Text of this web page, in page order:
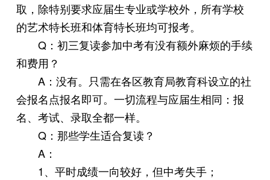
取，除特别要求应届生专业或学校外，所有学校
的艺术特长班和体育特长班均可报考。
Q：初三复读参加中考有没有额外麻烦的手续
和费用？
A：没有。只需在各区教育局教育科设立的社
会报名点报名即可。一切流程与应届生相同：报
名、考试、录取全都一样。
Q：那些学生适合复读？
A：
1、平时成绩一向较好，但中考失手；